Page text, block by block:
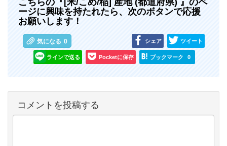
こちらの『[米/こめ/稲] 産地 (都道府県) 』のペ
ージに興味を持たれたら、次のボタンで応援
お願いします！
気になる 0 シェア ツイート
ラインで送る Pocketに保存 ブックマーク 0
コメントを投稿する